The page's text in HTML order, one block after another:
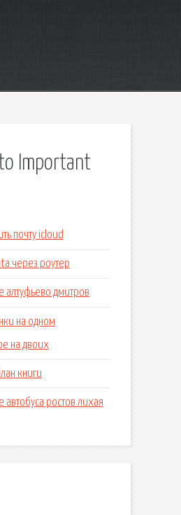
Important
почту icloud
через роутер
алтуфьево дмитров
на одном
на двоих
книги
автобуса ростов лихая